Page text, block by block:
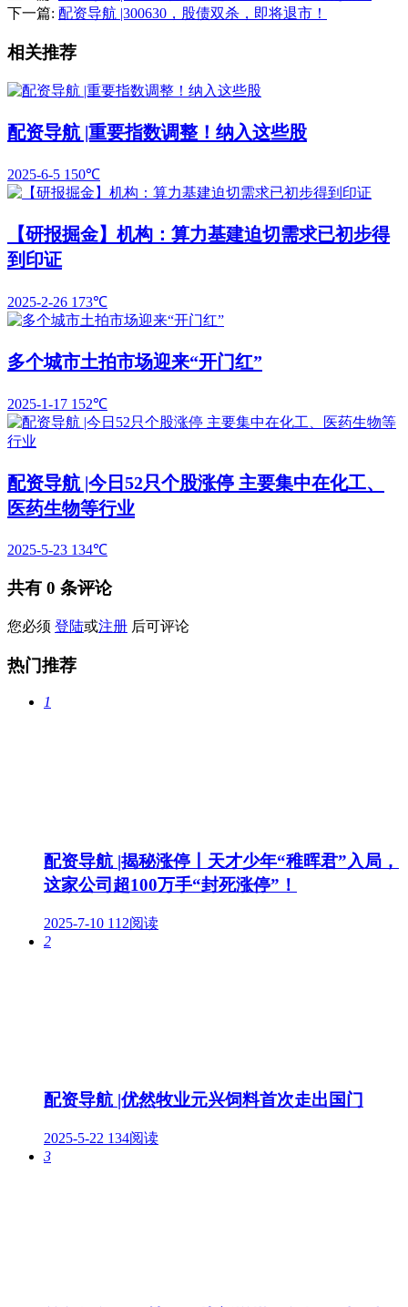
下一篇: 配资导航 |300630，股债双杀，即将退市！
相关推荐
配资导航 |重要指数调整！纳入这些股
2025-6-5 150℃
【研报掘金】机构：算力基建迫切需求已初步得
到印证
2025-2-26 173℃
多个城市土拍市场迎来“开门红”
2025-1-17 152℃
配资导航 |今日52只个股涨停 主要集中在化工、
医药生物等行业
2025-5-23 134℃
共有 0 条评论
您必须 登陆或注册 后可评论
热门推荐
1
配资导航 |揭秘涨停丨天才少年“稚晖君”入局，
这家公司超100万手“封死涨停”！
2025-7-10 112阅读
2
配资导航 |优然牧业元兴饲料首次走出国门
2025-5-22 134阅读
3